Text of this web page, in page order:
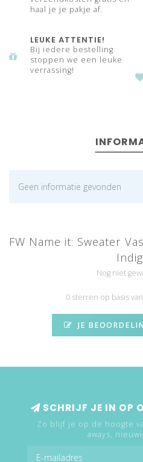
haal je je pakje af.
LEUKE ATTENTIE!
Bij iedere bestelling
stoppen we een leuke
verrassing!
Geen informatie gevonden
FW Name it: Sweater
Nog niet
0 sterren op basis
JE
SCHRIJF JE IN OP
Zo blijf je op de hoogte
aways,